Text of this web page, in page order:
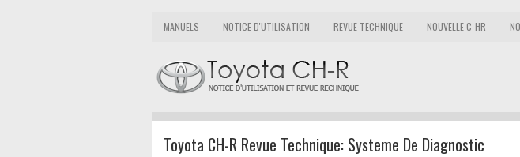
MANUELS NOTICE D'UTILISATION REVUE TECHNIQUE NOUVELLE C-HR
Toyota CH-R Revue Technique: Systeme De Diagnostic